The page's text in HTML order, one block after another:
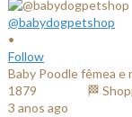
@babydogpetshop
•
Follow
Baby Poodle fêmea e
1879⠀⠀ ⠀⠀⠀ 🏁
3 anos ago